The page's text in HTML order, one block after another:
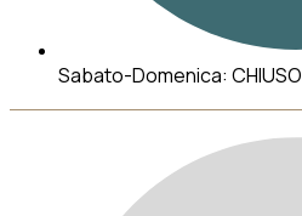
Sabato-Domenica: CHIUSO